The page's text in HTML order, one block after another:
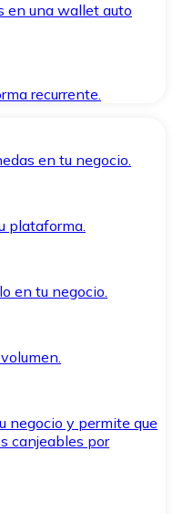
en una wallet auto
recurrente.
en tu negocio.
plataforma.
en tu negocio.
negocio y permite que
canjeables por